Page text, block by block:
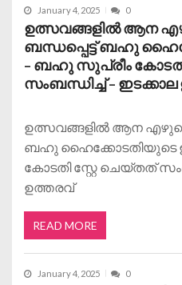
January 4, 2025 0
ഉത്സവങ്ങളിൽ ആന
ബന്ധപ്പെട്ട് ബഹു
– ബഹു സുപ്രീം
സംബന്ധിച്ച് –
ഉത്സവങ്ങളിൽ ആന
ബഹു ഹൈക്കോടതിയുടെ
കോടതി സ്റ്റേ ചെയ്തത്
ഉത്തരവ്
READ MORE
January 4, 2025 0